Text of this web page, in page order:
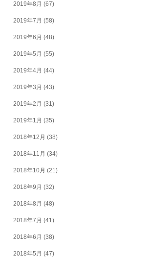
2019年8月 (67)
2019年7月 (58)
2019年6月 (48)
2019年5月 (55)
2019年4月 (44)
2019年3月 (43)
2019年2月 (31)
2019年1月 (35)
2018年12月 (38)
2018年11月 (34)
2018年10月 (21)
2018年9月 (32)
2018年8月 (48)
2018年7月 (41)
2018年6月 (38)
2018年5月 (47)